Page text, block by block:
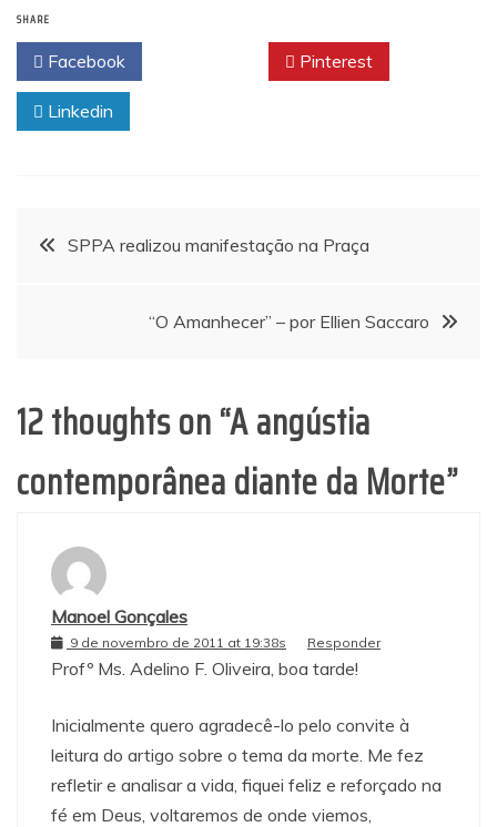
SHARE
Facebook Pinterest
Linkedin
Navegação
SPPA realizou manifestação na Praça
“O Amanhecer” – por Ellien Saccaro
12 thoughts on “A angústia
contemporânea diante da Morte”
Manoel Gonçales
9 de novembro de 2011 at 19:38s Responder
Profº Ms. Adelino F. Oliveira, boa tarde!
Inicialmente quero agradecê-lo pelo convite à
leitura do artigo sobre o tema da morte. Me fez
refletir e analisar a vida, fiquei feliz e reforçado na
fé em Deus, voltaremos de onde viemos,